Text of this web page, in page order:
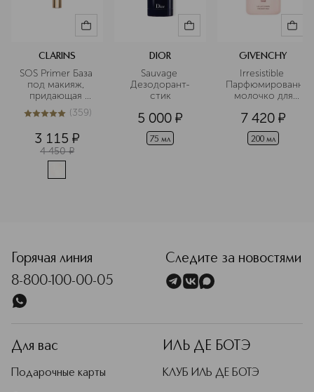
CLARINS
SOS Primer База
под макияж,
придающая
сияние коже
5из 5359 (359)
3 115 ¤
4 450 ¤
DIOR
Sauvage
Дезодорант-
стик
5 000 ¤
75 мл
GIVENCHY
Irresistible
молочко для
7 420 ¤
200 мл
Горячая линия
8-800-100-00-05
Следите за новостями
Для вас
Подарочные карты
ИЛЬ ДЕ БОТЭ
КЛУБ ИЛЬ ДЕ БОТЭ